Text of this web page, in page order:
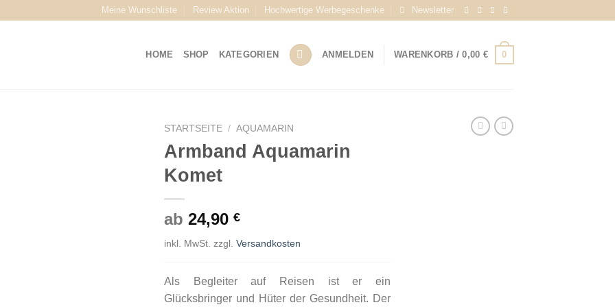
Meine Wunschliste Review Aktion Hochwertige Werbegeschenke Newsletter
HOME SHOP KATEGORIEN ANMELDEN WARENKORB /0,00 € 0
STARTSEITE / AQUAMARIN
Armband Aquamarin
Komet
ab 24,90 €
inkl. MwSt. zzgl. Versandkosten
Als Begleiter auf Reisen ist er ein
Glücksbringer und Hüter der Gesundheit. Der